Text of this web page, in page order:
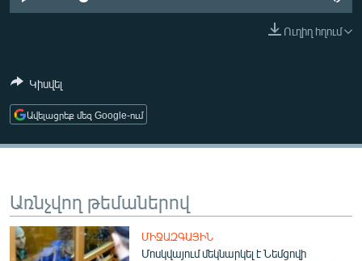
ՄԻՋԱԶԳԱՅԻՆ
ՄԵԿՆԱԲԱՆՈՒԹՅՈՒՆ
ՏՏ ԵՒ ԻՆՏԵՐՆԵՏ
ՏԵՍԱՆՅՈՒԹԵՐ
ԲԱՆԱՎԵՃ
Ուղիղ հղում
Կիսվել
Ավելացրեք մեզ Google-ում
Առնչվող թեմաներով
ՄԻՋԱԶԳԱՅԻՆ
Մոսկվայում մեկնարկել է Նեմցովի